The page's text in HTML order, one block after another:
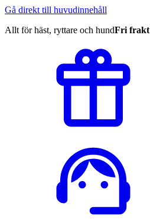
Gå direkt till huvudinnehåll
Allt för häst, ryttare och hundFri frakt